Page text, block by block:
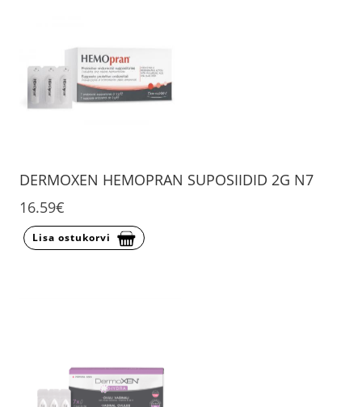
DERMOXEN HEMOPRAN SUPOSIIDID 2G N7
16.59€
Lisa ostukorvi